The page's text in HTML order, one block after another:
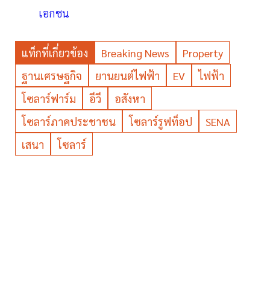
เอกชน
แท็กที่เกี่ยวข้อง Breaking News
Property
ฐานเศรษฐกิจ
ยานยนต์ไฟฟ้า EV
ไฟฟ้า
โซลาร์ฟาร์ม
อีวี
อสังหา
โซลาร์ภาคประชาชน
โซลาร์รูฟท็อป
SENA
เสนา
โซลาร์